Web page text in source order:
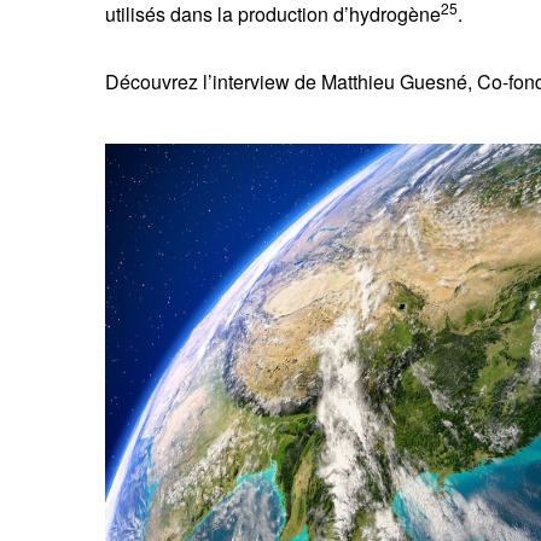
utilisés dans la production d’hydrogène25.
Découvrez l’interview de Matthieu Guesné, Co-